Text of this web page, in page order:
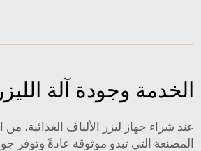
الخدمة وجودة آلة الليزر
عند شراء جهاز ليزر الألياف الغذائية،
المصنعة التي تبدو موثوقة عادةً وتوفر